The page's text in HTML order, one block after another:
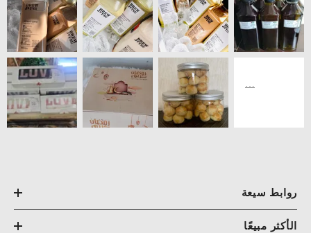
روابط سيعة
الأكثر مبيعًا